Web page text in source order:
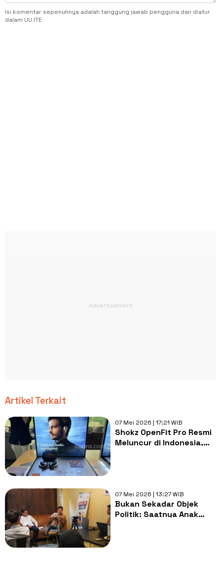
Isi komentar sepenuhnya adalah tanggung jawab pengguna dan diatur
dalam UU ITE
Artikel Terkait
07 Mei 2026 | 17:21 WIB
Shokz OpenFit Pro Resmi
Meluncur di Indonesia,
07 Mei 2026 | 13:27 WIB
Bukan Sekadar Objek
Politik: Saatnya Anak